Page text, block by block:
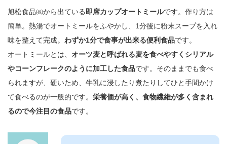
旭松食品㈱から出ている即席カップオートミールです。作り方は
簡単。熱湯でオートミールをふやかし、1分後に粉末スープを入れ
味を整えて完成。 わずか1分で食事が出来る便利食品です。
オートミールとは、 オーツ麦と呼ばれる麦を食べやすくシリアル
やコーンフレークのように加工した食品です。そのままでも食べ
られますが、硬いため、牛乳に浸したり煮たりしてひと手間かけ
て食べるのが一般的です。 栄養価が高く、食物繊維が多く含まれ
るので今注目の食品です。